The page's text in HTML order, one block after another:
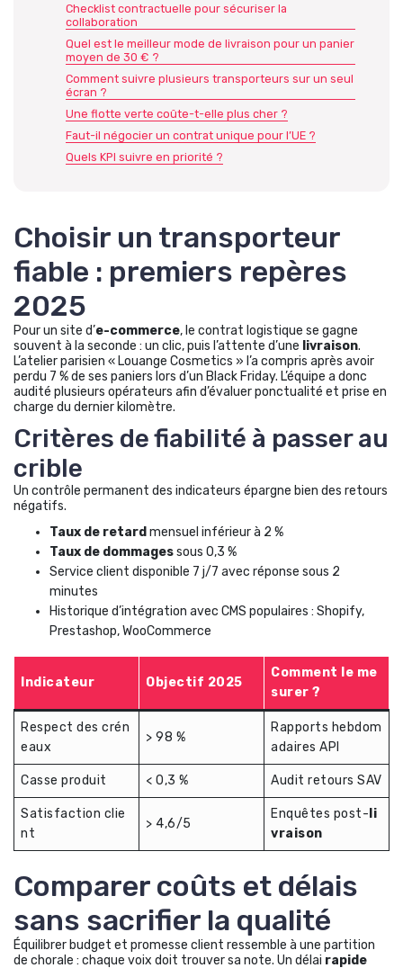
Checklist contractuelle pour sécuriser la
collaboration
Quel est le meilleur mode de livraison pour un panier
moyen de 30 € ?
Comment suivre plusieurs transporteurs sur un seul
écran ?
Une flotte verte coûte-t-elle plus cher ?
Faut-il négocier un contrat unique pour l’UE ?
Quels KPI suivre en priorité ?
Choisir un transporteur
fiable : premiers repères
2025
Pour un site d’e-commerce, le contrat logistique se gagne
souvent à la seconde : un clic, puis l’attente d’une livraison.
L’atelier parisien « Louange Cosmetics » l’a compris après avoir
perdu 7 % de ses paniers lors d’un Black Friday. L’équipe a donc
audité plusieurs opérateurs afin d’évaluer ponctualité et prise en
charge du dernier kilomètre.
Critères de fiabilité à passer au
crible
Un contrôle permanent des indicateurs épargne bien des retours
négatifs.
Taux de retard mensuel inférieur à 2 %
Taux de dommagessous 0,3 %
Service client disponible 7 j/7 avec réponse sous 2
minutes
Historique d’intégration avec CMS populaires : Shopify,
Prestashop, WooCommerce
Indicateur Objectif 2025
Comment le me
surer ?
Respect des crén
eaux
> 98 %
Rapports hebdom
adaires API
Casse produit < 0,3 % Audit retours SAV
Satisfaction clie
nt
> 4,6/5
Enquêtes post- li
vraison
Comparer coûts et délais
sans sacrifier la qualité
Équilibrer budget et promesse client ressemble à une partition
de chorale : chaque voix doit trouver sa note. Un délai rapide